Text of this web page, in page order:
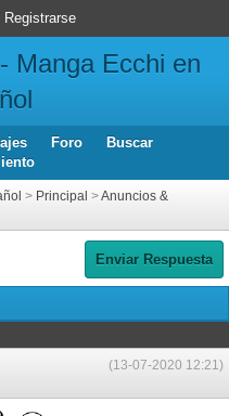
Registrarse
Manga Ecchi en
Foro
Buscar
> Principal >Anuncios &
Enviar Respuesta
(13-07-2020 12:21)